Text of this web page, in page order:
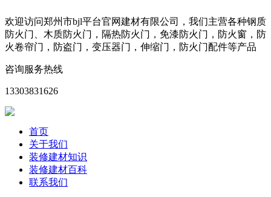
欢迎访问郑州市bjl平台官网建材有限公司，我们主营各种钢质
防火门、木质防火门，隔热防火门，免漆防火门，防火窗，防
火卷帘门，防盗门，变压器门，伸缩门，防火门配件等产品
咨询服务热线
13303831626
首页
关于我们
装修建材知识
装修建材百科
联系我们